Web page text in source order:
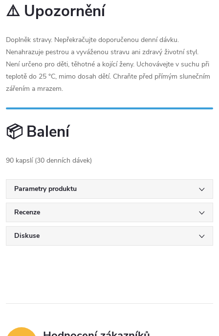
⚠️ Upozornění
Doplněk stravy. Nepřekračujte doporučenou denní dávku.
Nenahrazuje pestrou a vyváženou stravu ani zdravý životní styl.
Není určeno pro děti, těhotné a kojící ženy. Uchovávejte v suchu při
teplotě do 25 °C, mimo dosah dětí. Chraňte před přímým slunečním
zářením a mrazem.
📦 Balení
90 kapslí (30 denních dávek)
Parametry produktu
Recenze
Diskuse